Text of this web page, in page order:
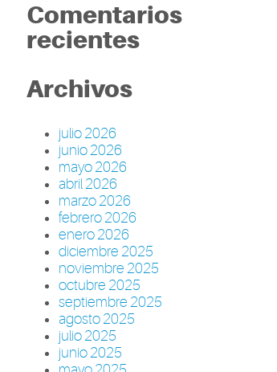
Comentarios
recientes
Archivos
julio 2026
junio 2026
mayo 2026
abril 2026
marzo 2026
febrero 2026
enero 2026
diciembre 2025
noviembre 2025
octubre 2025
septiembre 2025
agosto 2025
julio 2025
junio 2025